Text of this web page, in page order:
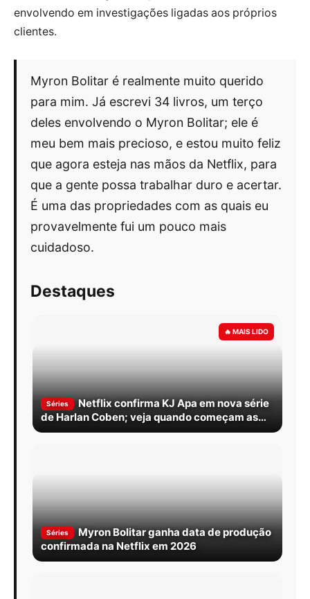
envolvendo em investigações ligadas aos próprios
clientes.
Myron Bolitar é realmente muito querido
para mim. Já escrevi 34 livros, um terço
deles envolvendo o Myron Bolitar; ele é
meu bem mais precioso, e estou muito feliz
que agora esteja nas mãos da Netflix, para
que a gente possa trabalhar duro e acertar.
É uma das propriedades com as quais eu
provavelmente fui um pouco mais
cuidadoso.
Destaques
Séries
Netflix confirma KJ Apa em nova série
de Harlan Coben; veja quando começam as
filmagens
Séries
Myron Bolitar ganha data de produção
confirmada na Netflix em 2026